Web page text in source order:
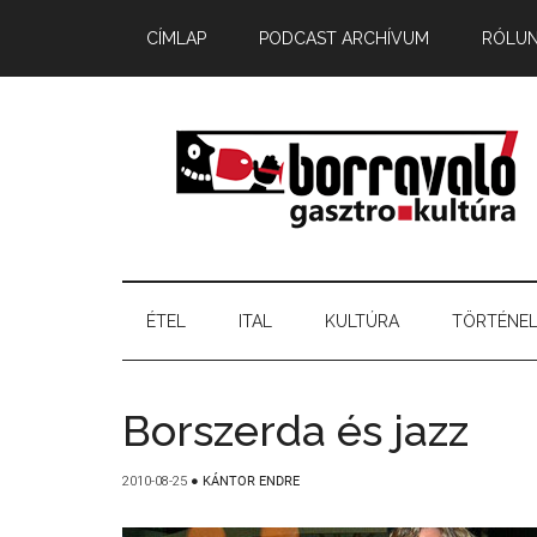
CÍMLAP PODCAST ARCHÍVUM
ÉTEL ITAL KULTÚRA
Borszerda és jazz
2010-08-25 ● KÁNTOR ENDRE